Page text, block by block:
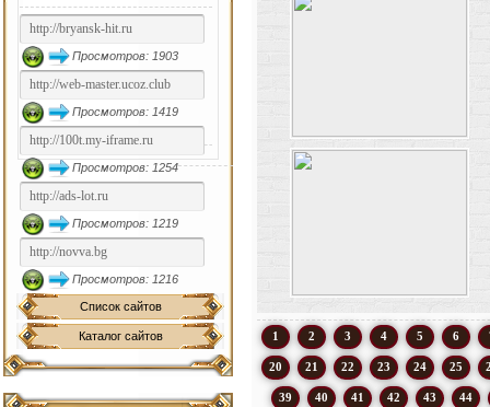
Просмотров: 1903
Просмотров: 1419
Просмотров: 1254
Просмотров: 1219
Просмотров: 1216
Список сайтов
Каталог сайтов 1 2 3 4 5 6
20 21 22 23 24 25
39 40 41 42 43 44